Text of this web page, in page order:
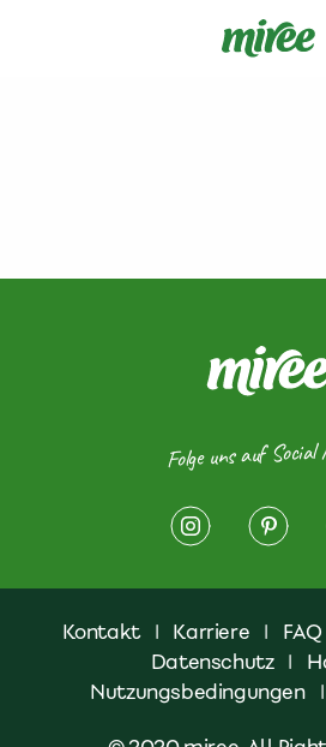
Folge uns auf
Kontakt | Karriere | FAQ
Datenschutz |
Nutzungsbedingungen
|